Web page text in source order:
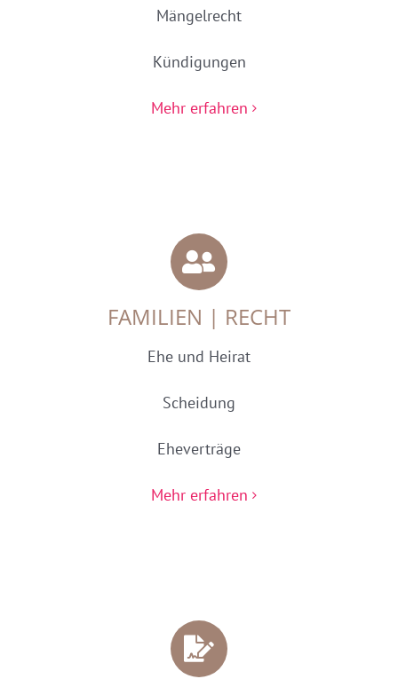
Mängelrecht
Kündigungen
Mehr erfahren
FAMILIEN | RECHT
Ehe und Heirat
Scheidung
Eheverträge
Mehr erfahren